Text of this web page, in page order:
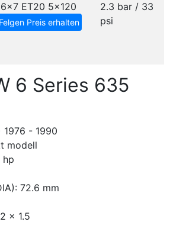
ET20 5x120
Felgen Preis erhalten
2.3 bar / 33
psi
6 Series 635
1976 - 1990
modell
hp
72.6 mm
x 1.5